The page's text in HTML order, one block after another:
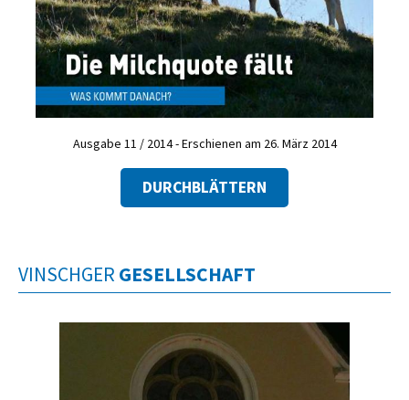
Ausgabe 11 / 2014 - Erschienen am 26. März 2014
DURCHBLÄTTERN
VINSCHGER GESELLSCHAFT